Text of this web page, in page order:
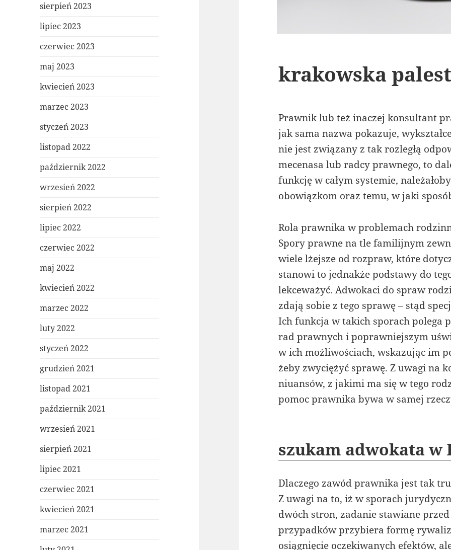
sierpień 2023
lipiec 2023
czerwiec 2023
maj 2023
kwiecień 2023
marzec 2023
styczeń 2023
listopad 2022
październik 2022
wrzesień 2022
sierpień 2022
lipiec 2022
czerwiec 2022
maj 2022
kwiecień 2022
marzec 2022
luty 2022
styczeń 2022
grudzień 2021
listopad 2021
październik 2021
wrzesień 2021
sierpień 2021
lipiec 2021
czerwiec 2021
kwiecień 2021
marzec 2021
krakowska
Prawnik lub też inaczej konsultant
jak sama nazwa pokazuje,
nie jest związany z tak rozległą
mecenasa lub radcy prawnego, to
funkcję w całym systemie,
obowiązkom oraz temu, w jaki
Rola prawnika w problemach
Spory prawne na tle familijnym
wiele lżejsze od rozpraw, które
stanowi to jednakże podstawy do
lekceważyć. Adwokaci do spraw
zdają sobie z tego sprawę – stąd
Ich funkcja w takich sporach polega
rad prawnych i poprawniejszym
w ich możliwościach, wskazując im
żeby zwyciężyć sprawę. Z uwagi na
niuansów, z jakimi ma się w tego
pomoc prawnika bywa w samej
szukam adwokata w
Dlaczego zawód prawnika jest tak
Z uwagi na to, iż w sporach
dwóch stron, zadanie stawiane
przypadków przybiera formę
osiągnięcie oczekiwanych efektów,